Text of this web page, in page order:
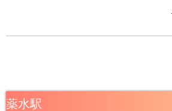
薬水駅